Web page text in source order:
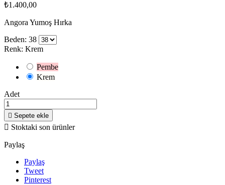
₺1.400,00
Angora Yumoş Hırka
Beden: 38
Renk: Krem
Pembe
Krem
Adet
 Sepete ekle
 Stoktaki son ürünler
Paylaş
Paylaş
Tweet
Pinterest